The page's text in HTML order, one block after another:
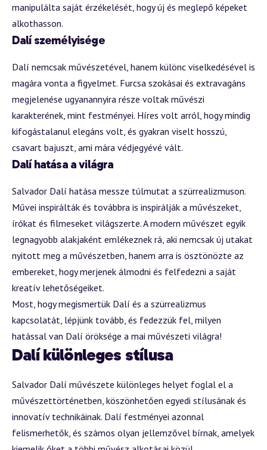
manipulálta saját érzékelését, hogy új és meglepő képeket
alkothasson.
Dalí személyisége
Dalí nemcsak művészetével, hanem különc viselkedésével is
magára vonta a figyelmet. Furcsa szokásai és extravagáns
megjelenése ugyanannyira része voltak művészi
karakterének, mint festményei. Híres volt arról, hogy mindig
kifogástalanul elegáns volt, és gyakran viselt hosszú,
csavart bajuszt, ami mára védjegyévé vált.
Dalí hatása a világra
Salvador Dalí hatása messze túlmutat a szürrealizmuson.
Művei inspirálták és továbbra is inspirálják a művészeket,
írókat és filmeseket világszerte. A modern művészet egyik
legnagyobb alakjaként emlékeznek rá, aki nemcsak új utakat
nyitott meg a művészetben, hanem arra is ösztönözte az
embereket, hogy merjenek álmodni és felfedezni a saját
kreatív lehetőségeiket.
Most, hogy megismertük Dalí és a szürrealizmus
kapcsolatát, lépjünk tovább, és fedezzük fel, milyen
hatással van Dalí öröksége a mai művészeti világra!
Dalí különleges stílusa
Salvador Dalí művészete különleges helyet foglal el a
művészettörténetben, köszönhetően egyedi stílusának és
innovatív technikáinak. Dalí festményei azonnal
felismerhetők, és számos olyan jellemzővel bírnak, amelyek